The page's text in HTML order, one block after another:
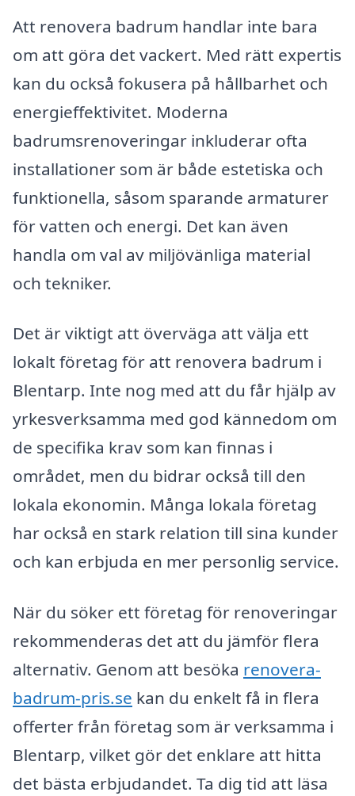
Att renovera badrum handlar inte bara
om att göra det vackert. Med rätt expertis
kan du också fokusera på hållbarhet och
energieffektivitet. Moderna
badrumsrenoveringar inkluderar ofta
installationer som är både estetiska och
funktionella, såsom sparande armaturer
för vatten och energi. Det kan även
handla om val av miljövänliga material
och tekniker.
Det är viktigt att överväga att välja ett
lokalt företag för att renovera badrum i
Blentarp. Inte nog med att du får hjälp av
yrkesverksamma med god kännedom om
de specifika krav som kan finnas i
området, men du bidrar också till den
lokala ekonomin. Många lokala företag
har också en stark relation till sina kunder
och kan erbjuda en mer personlig service.
När du söker ett företag för renoveringar
rekommenderas det att du jämför flera
alternativ. Genom att besöka renovera-
badrum-pris.se kan du enkelt få in flera
offerter från företag som är verksamma i
Blentarp, vilket gör det enklare att hitta
det bästa erbjudandet. Ta dig tid att läsa